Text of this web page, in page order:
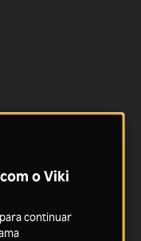
o Viki
continuar